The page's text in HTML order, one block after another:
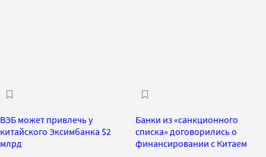
ВЭБ может привлечь у
китайского Эксимбанка $2
млрд
Банки из «санкционного
списка» договорились о
финансировании с Китаем